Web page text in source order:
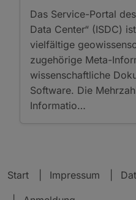
Das Service-Portal
Data Center“ (ISDC)
vielfältige
zugehörige Meta-
wissenschaftliche
Software. Die
Informatio…
Start Impressum